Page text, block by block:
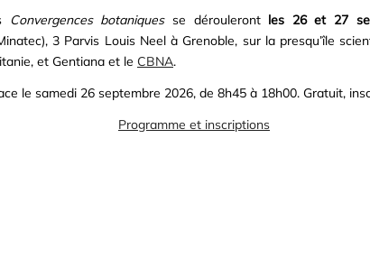
Convergences botaniquesse dérouleront les 26 et 27
3 Parvis Louis Neel à Grenoble, sur la presqu’île
et Gentiana et le CBNA.
le samedi 26 septembre 2026, de 8h45 à 18h00. Gratuit,
Programme et inscriptions